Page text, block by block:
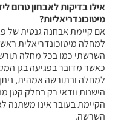
אילו בדיקות לאבחון טרום
מיטוכונדריאליות?
אם קיימת אבחנה גנטית של
למחלה מיטוכונדריאלית
השרשתי כמו בכל מחלה
כאשר מדובר בפגיעה בגן
למחלה ובתורשה אמהית,
הישנות וודאי רק בחלק קטן
הקיימת בעובר אינו משתנה
השרשה.